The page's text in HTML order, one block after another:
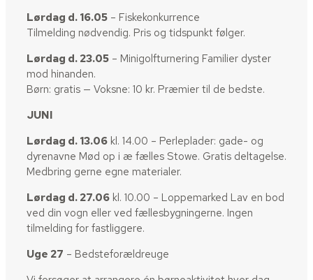
Lørdag d. 16.05 – Fiskekonkurrence
Tilmelding nødvendig. Pris og tidspunkt følger.
Lørdag d. 23.05 – Minigolfturnering Familier dyster
mod hinanden.
Børn: gratis — Voksne: 10 kr. Præmier til de bedste.
JUNI
Lørdag d. 13.06 kl. 14.00 – Perleplader: gade- og
dyrenavne Mød op i æ fælles Stowe. Gratis deltagelse.
Medbring gerne egne materialer.
Lørdag d. 27.06 kl. 10.00 – Loppemarked Lav en bod
ved din vogn eller ved fællesbygningerne. Ingen
tilmelding for fastliggere.
Uge 27 – Bedsteforældreuge